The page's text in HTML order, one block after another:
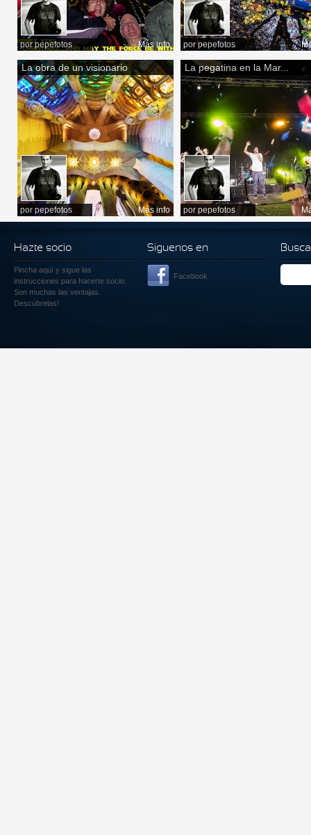
porpepefotos Más info porpepefotos
La obra de un visionario
por pepefotos Más info
La pegatina en la Mar...
por pepefotos
Hazte socio
Pincha aquí y sigue las
instrucciones para hacerte socio.
Son muchas las ventajas.
Descúbrelas!
Siguenos en
Facebook